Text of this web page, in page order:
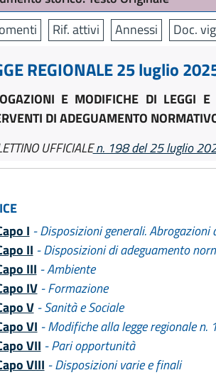
Rif. attivi Annessi Doc.
REGIONALE 25 luglio
E MODIFICHE DI LEGGI
DI ADEGUAMENTO
UFFICIALEn. 198 del 25 luglio
I - Disposizioni generali.
II - Disposizioni di adeguamento
III - Ambiente
IV- Formazione
V- Sanità e Sociale
VI - Modifiche alla legge regionale n.
VII - Pari opportunità
VIII - Disposizioni varie e finali